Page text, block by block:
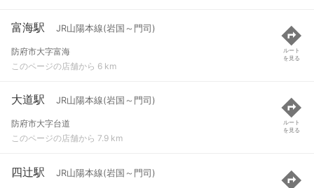
富海駅 JR山陽本線(岩国～門司)
防府市大字富海
このページの店舗から 6 km
ルート
を見る
大道駅 JR山陽本線(岩国～門司)
防府市大字台道
このページの店舗から 7.9 km
ルート
を見る
四辻駅 JR山陽本線(岩国～門司)